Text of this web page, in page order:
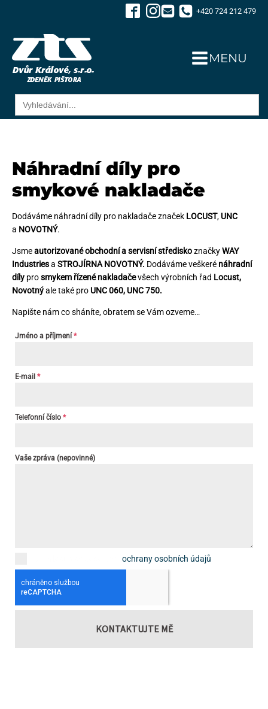
+420 724 212 479
MENU
Search
for:
Náhradní díly pro
smykové nakladače
Dodáváme náhradní díly pro nakladače značek LOCUST, UNC
a NOVOTNÝ.
Jsmeautorizované obchodní a servisní střediskoznačkyWAY
Industriesa STROJÍRNA NOVOTNÝ. Dodáváme veškeré náhradní
díly prosmykem řízené nakladačevšech výrobních řad Locust,
Novotnýale také pro UNC 060, UNC 750.
Napište nám co sháníte, obratem se Vám ozveme…
Jméno a příjmení *
E-mail *
Telefonní číslo *
Vaše zpráva (nepovinné)
ochrany osobních údajů
KONTAKTUJTE MĚ